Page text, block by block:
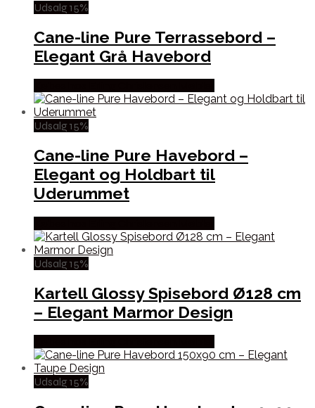
Udsalg 15%
Cane-line Pure Terrassebord –
Elegant Grå Havebord
Udsalg 15%
Cane-line Pure Havebord –
Elegant og Holdbart til
Uderummet
Udsalg 15%
Kartell Glossy Spisebord Ø128 cm
– Elegant Marmor Design
Udsalg 15%